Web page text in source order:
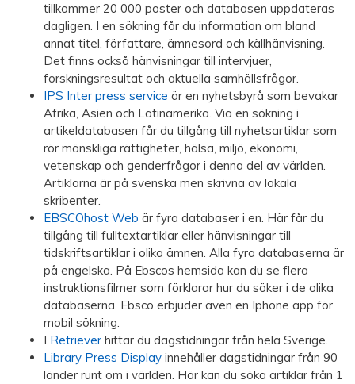
tillkommer 20 000 poster och databasen uppdateras
dagligen. I en sökning får du information om bland
annat titel, författare, ämnesord och källhänvisning.
Det finns också hänvisningar till intervjuer,
forskningsresultat och aktuella samhällsfrågor.
IPS Inter press service är en nyhetsbyrå som bevakar
Afrika, Asien och Latinamerika. Via en sökning i
artikeldatabasen får du tillgång till nyhetsartiklar som
rör mänskliga rättigheter, hälsa, miljö, ekonomi,
vetenskap och genderfrågor i denna del av världen.
Artiklarna är på svenska men skrivna av lokala
skribenter.
EBSCOhost Web är fyra databaser i en. Här får du
tillgång till fulltextartiklar eller hänvisningar till
tidskriftsartiklar i olika ämnen. Alla fyra databaserna är
på engelska. På Ebscos hemsida kan du se flera
instruktionsfilmer som förklarar hur du söker i de olika
databaserna. Ebsco erbjuder även en Iphone app för
mobil sökning.
I Retriever hittar du dagstidningar från hela Sverige.
Library Press Display innehåller dagstidningar från 90
länder runt om i världen. Här kan du söka artiklar från 1